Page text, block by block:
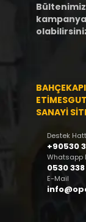
SANAYİ
Destek
+90530
Whatsapp
0530
E-Mail